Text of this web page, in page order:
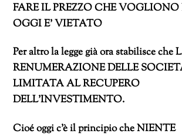
FARE IL PREZZO CHE
OGGI E’ VIETATO
Per altro la legge già ora stabilisce che
RENUMERAZIONE DELLE
LIMITATA AL RECUPERO
DELL’INVESTIMENTO.
Cioé oggi c’è il principio che NIENTE